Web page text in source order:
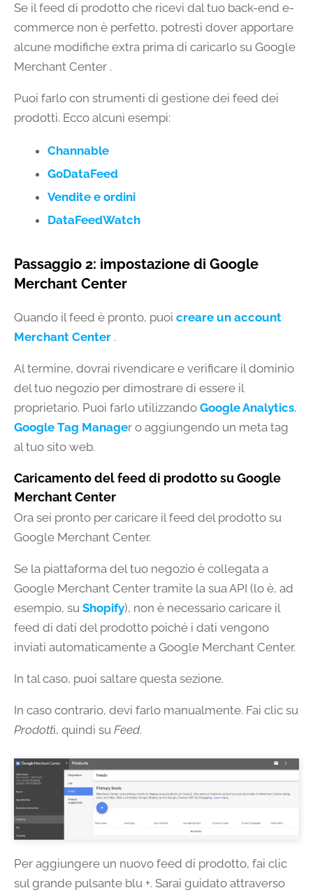
Se il feed di prodotto che ricevi dal tuo back-end e-
commerce non è perfetto, potresti dover apportare
alcune modifiche extra prima di caricarlo su Google
Merchant Center .
Puoi farlo con strumenti di gestione dei feed dei
prodotti. Ecco alcuni esempi:
Channable
GoDataFeed
Vendite e ordini
DataFeedWatch
Passaggio 2: impostazione di Google
Merchant Center
Quando il feed è pronto, puoi creare un account
Merchant Center .
Al termine, dovrai rivendicare e verificare il dominio
del tuo negozio per dimostrare di essere il
proprietario. Puoi farlo utilizzando Google Analytics,
Google Tag Manager o aggiungendo un meta tag
al tuo sito web.
Caricamento del feed di prodotto su Google
Merchant Center
Ora sei pronto per caricare il feed del prodotto su
Google Merchant Center.
Se la piattaforma del tuo negozio è collegata a
Google Merchant Center tramite la sua API (lo è, ad
esempio, su Shopify), non è necessario caricare il
feed di dati del prodotto poiché i dati vengono
inviati automaticamente a Google Merchant Center.
In tal caso, puoi saltare questa sezione.
In caso contrario, devi farlo manualmente. Fai clic su
Prodotti, quindi su Feed.
Per aggiungere un nuovo feed di prodotto, fai clic
sul grande pulsante blu +. Sarai guidato attraverso